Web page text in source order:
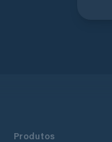
Produtos